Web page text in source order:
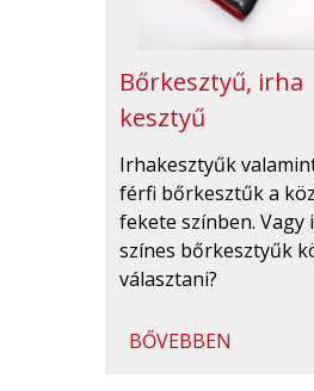
Bőrkesztyű, irha
kesztyű
Irhakesztyűk
férfi bőrkesztűk a
fekete színben. Vagy
színes bőrkesztyűk
választani?
BŐVEBBEN